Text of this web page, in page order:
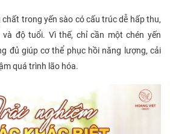
trong yến sào có cấu trúc dễ hấp thu,
độ tuổi. Vì thế, chỉ cần một chén yến
đủ giúp cơ thể phục hồi năng lượng, cải
quá trình lão hóa.